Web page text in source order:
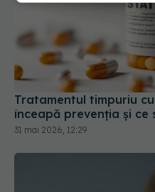
Tratamentul timpuriu
înceapă prevenția și ce
31 mai 2026, 12:29